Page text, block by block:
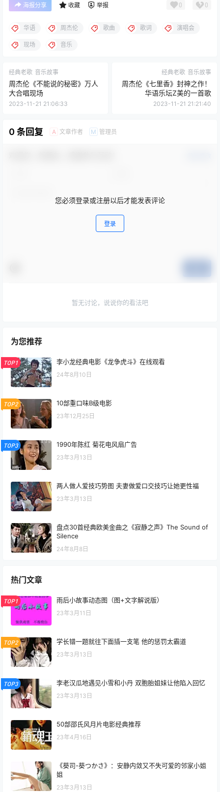
海报分享 收藏 举报 0 0
华语 周杰伦 歌曲 歌词 演唱会
现场 音乐
经典老歌 音乐故事
周杰伦《不能说的秘密》万人
大合唱现场
2023-11-21 21:06:33
经典老歌 音乐故事
周杰伦《七里香》封神之作！
华语乐坛Z美的一首歌
2023-11-21 21:21:40
0 条回复 A 文章作者 M 管理员
您必须登录或注册以后才能发表评论
登录
暂无讨论，说说你的看法吧
为您推荐
TOP1 李小龙经典电影《龙争虎斗》在线观看
24年8月10日
TOP2 10部重口味B级电影
23年12月25日
TOP3 1990年陈红 菊花电风扇广告
23年3月13日
两人做人爱技巧势图 夫妻做爱口交技巧让她更性福
23年3月13日
盘点30首经典欧美金曲之《寂静之声》The Sound of
Silence
24年8月8日
热门文章
TOP1 雨后小故事动态图（图+文字解说版）
23年3月11日
TOP2 学长错一题就往下面插一支笔 他的惩罚太霸道
23年3月13日
TOP3 李老汉瓜地遇见小雪和小丹 双胞胎姐妹让他陷入回忆
23年3月13日
50部邵氏风月片电影经典推荐
23年4月16日
《葵司-葵つかさ》：安静内敛又不失可爱的邻家小姐
姐
23年3月13日